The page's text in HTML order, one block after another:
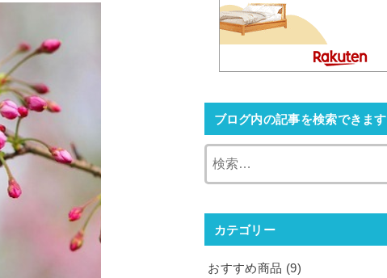
ブログ内の記事を検索できます
カテゴリー
おすすめ商品 (9)